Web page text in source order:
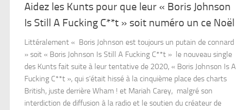
Aidez les Kunts pour que leur « Boris Johnson
Is Still A Fucking C**t » soit numéro un ce Noël
Littéralement « Boris Johnson est toujours un putain de connard
» soit « Boris Johnson Is Still A Fucking C**t » le nouveau single
des Kunts fait suite à leur tentative de 2020, « Boris Johnson Is A
Fucking C**t », qui s’était hissé à la cinquième place des charts
British, juste derrière Wham ! et Mariah Carey, malgré son
interdiction de diffusion à la radio et le soutien du créateur de